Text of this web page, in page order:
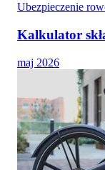
Ubezpieczenie
Kalkulator
maj 2026